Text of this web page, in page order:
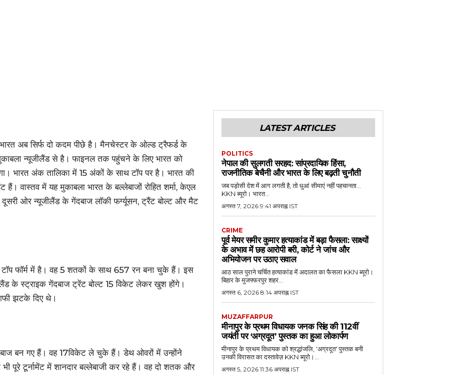
अब सिर्फ दो कदम पीछे है। मैनचेस्टर के ओल्ड ट्रैफर्ड के
न्यूजीलैंड से है। फाइनल तक पहुंचने के लिए भारत को
भारत अंक तालिका में 15 अंकों के साथ टॉप पर है। भारत की
वास्तव में यह मुकाबला भारत के बल्लेबाजों रोहित शर्मा, केएल
दूसरी ओर न्यूजीलैंड के गेंदबाज लॉकी फर्ग्यूसन, ट्रैंट बोल्ट और मैट
टॉप फॉर्म में है। वह 5 शतकों के साथ 657 रन बना चुके हैं। इस
के स्ट्राइक गेंदबाज ट्रेंट बोल्ट 15 विकेट लेकर खुश होंगे।
झटके दिए थे।
बन गए हैं। वह 17विकेट ले चुके हैं। डेथ ओवरों में उन्होंने
पूरे टूर्नामेंट में शानदार बल्लेबाजी कर रहे हैं। वह दो शतक और
LATEST ARTICLES
POLITICS
नेपाल की सुलगती सरहद: सांप्रदायिक हिंसा,
राजनीतिक बेचैनी और भारत के लिए बढ़ती चुनौती
जब पड़ोसी देश में आग लगती है, तो धुआं सीमाएं नहीं पहचानता...
KKN ब्यूरो। भारत...
अगस्त 7, 2026 9:41 अपराह्न IST
CRIME
पूर्व मेयर समीर कुमार हत्याकांड में बड़ा फैसला: साक्ष्यों
के अभाव में छह आरोपी बरी, कोर्ट ने जांच और
अभियोजन पर उठाए सवाल
आठ साल पुराने चर्चित हत्याकांड में अदालत का फैसला KKN ब्यूरो।
बिहार के मुजफ्फरपुर शहर...
अगस्त 6, 2026 8:14 अपराह्न IST
MUZAFFARPUR
मीनापुर के प्रथम विधायक जनक सिंह की 112वीं
जयंती पर ‘अग्रदूत’ पुस्तक का हुआ लोकार्पण
मीनापुर के प्रथम विधायक को श्रद्धांजलि, 'अग्रदूत' पुस्तक बनी
उनकी विरासत का दस्तावेज़ KKN ब्यूरो।...
अगस्त 5, 2026 11:36 अपराह्न IST